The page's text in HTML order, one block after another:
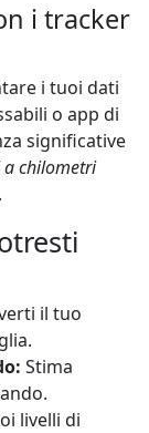
i tracker
i tuoi dati
o app di
significative
a chilometri
il tuo
Stima
livelli di